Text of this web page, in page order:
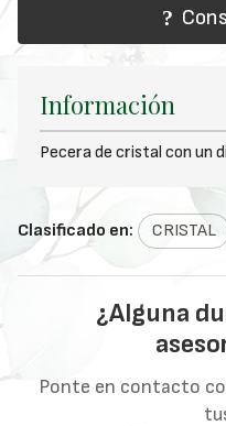
Información
Pecera de cristal con un
Clasificado en: CRISTAL
¿Alguna
Ponte en contacto